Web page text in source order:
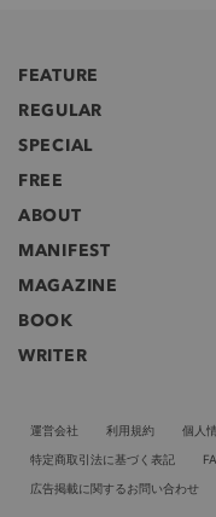
FEATURE
REGULAR
SPECIAL
FREE
ABOUT
MANIFEST
MAGAZINE
BOOK
WRITER
運営会社 利用規約 個人
特定商取引法に基づく表記
広告掲載に関するお問い合わせ